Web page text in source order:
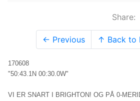
Share:
← Previous ↑ Back to
170608
"50:43.1N 00:30.0W"
VI ER SNART I BRIGHTON! OG PÅ 0-